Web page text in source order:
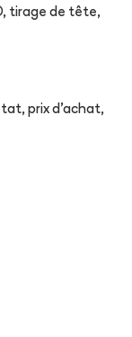
tirage de tête,
prix d'achat,